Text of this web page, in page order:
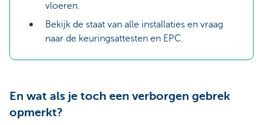
vloeren.
Bekijk de staat van alle installaties en vraag
naar de keuringsattesten en EPC.
En wat als je toch een verborgen gebrek
opmerkt?